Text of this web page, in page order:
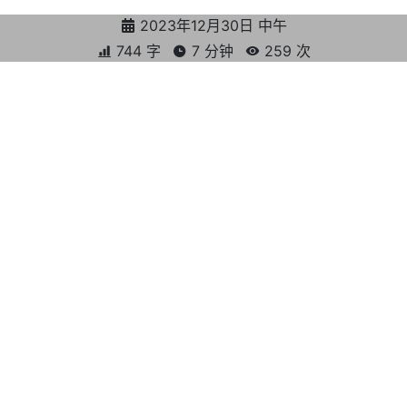
2023年12月30日 中午
744 字
7 分钟 259 次